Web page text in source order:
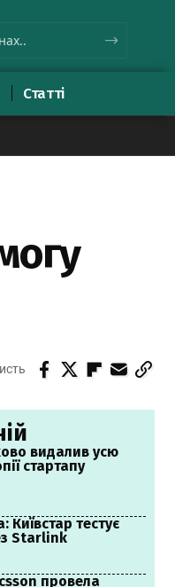
Статті
видалив усю
стартапу
Київстар тестує
Starlink
провела